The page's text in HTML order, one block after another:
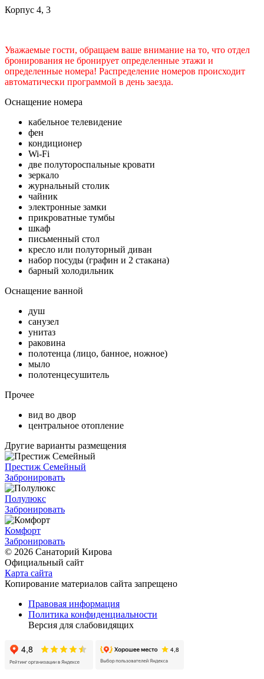
Корпус 4, 3
Уважаемые гости, обращаем ваше внимание на то, что отдел
бронирования не бронирует определенные этажи и
определенные номера! Распределение номеров происходит
автоматически программой в день заезда.
Оснащение номера
кабельное телевидение
фен
кондиционер
Wi-Fi
две полутороспальные кровати
зеркало
журнальный столик
чайник
электронные замки
прикроватные тумбы
шкаф
письменный стол
кресло или полуторный диван
набор посуды (графин и 2 стакана)
барный холодильник
Оснащение ванной
душ
санузел
унитаз
раковина
полотенца (лицо, банное, ножное)
мыло
полотенцесушитель
Прочее
вид во двор
центральное отопление
Другие варианты размещения
Престиж Семейный
Забронировать
Полулюкс
Забронировать
Комфорт
Забронировать
© 2026 Санаторий Кирова
Официальный сайт
Карта сайта
Копирование материалов сайта запрещено
Правовая информация
Политика конфиденциальности
Версия для слабовидящих